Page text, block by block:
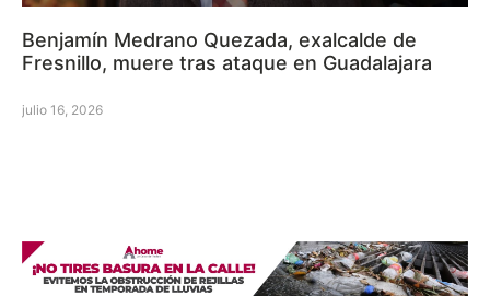
Benjamín Medrano Quezada, exalcalde de
Fresnillo, muere tras ataque en Guadalajara
julio 16, 2026